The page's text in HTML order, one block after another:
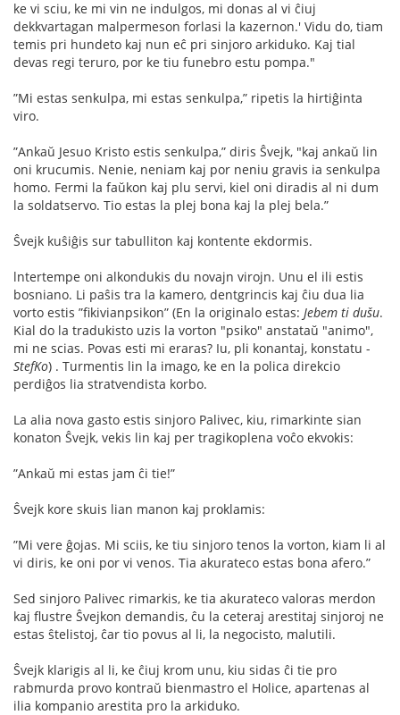
ke vi sciu, ke mi vin ne indulgos, mi donas al vi ĉiuj
dekkvartagan malpermeson forlasi la kazernon.' Vidu do, tiam
temis pri hundeto kaj nun eĉ pri sinjoro arkiduko. Kaj tial
devas regi teruro, por ke tiu funebro estu pompa."
”Mi estas senkulpa, mi estas senkulpa,” ripetis la hirtiĝinta
viro.
”Ankaŭ Jesuo Kristo estis senkulpa,” diris Ŝvejk, "kaj ankaŭ lin
oni krucumis. Nenie, neniam kaj por neniu gravis ia senkulpa
homo. Fermi la faŭkon kaj plu servi, kiel oni diradis al ni dum
la soldatservo. Tio estas la plej bona kaj la plej bela.”
Ŝvejk kuŝiĝis sur tabulliton kaj kontente ekdormis.
lntertempe oni alkondukis du novajn virojn. Unu el ili estis
bosniano. Li paŝis tra la kamero, dentgrincis kaj ĉiu dua lia
vorto estis ”ﬁkivianpsikon” (En la originalo estas: Jebem ti dušu.
Kial do la tradukisto uzis la vorton "psiko" anstataŭ "animo",
mi ne scias. Povas esti mi eraras? Iu, pli konantaj, konstatu -
StefKo) . Turmentis lin la imago, ke en la polica direkcio
perdiĝos lia stratvendista korbo.
La alia nova gasto estis sinjoro Palivec, kiu, rimarkinte sian
konaton Ŝvejk, vekis lin kaj per tragikoplena voĉo ekvokis:
”Ankaŭ mi estas jam ĉi tie!”
Ŝvejk kore skuis lian manon kaj proklamis:
”Mi vere ĝojas. Mi sciis, ke tiu sinjoro tenos la vorton, kiam li al
vi diris, ke oni por vi venos. Tia akurateco estas bona afero.”
Sed sinjoro Palivec rimarkis, ke tia akurateco valoras merdon
kaj flustre Ŝvejkon demandis, ĉu la ceteraj arestitaj sinjoroj ne
estas ŝtelistoj, ĉar tio povus al li, la negocisto, malutili.
Ŝvejk klarigis al li, ke ĉiuj krom unu, kiu sidas ĉi tie pro
rabmurda provo kontraŭ bienmastro el Holice, apartenas al
ilia kompanio arestita pro la arkiduko.